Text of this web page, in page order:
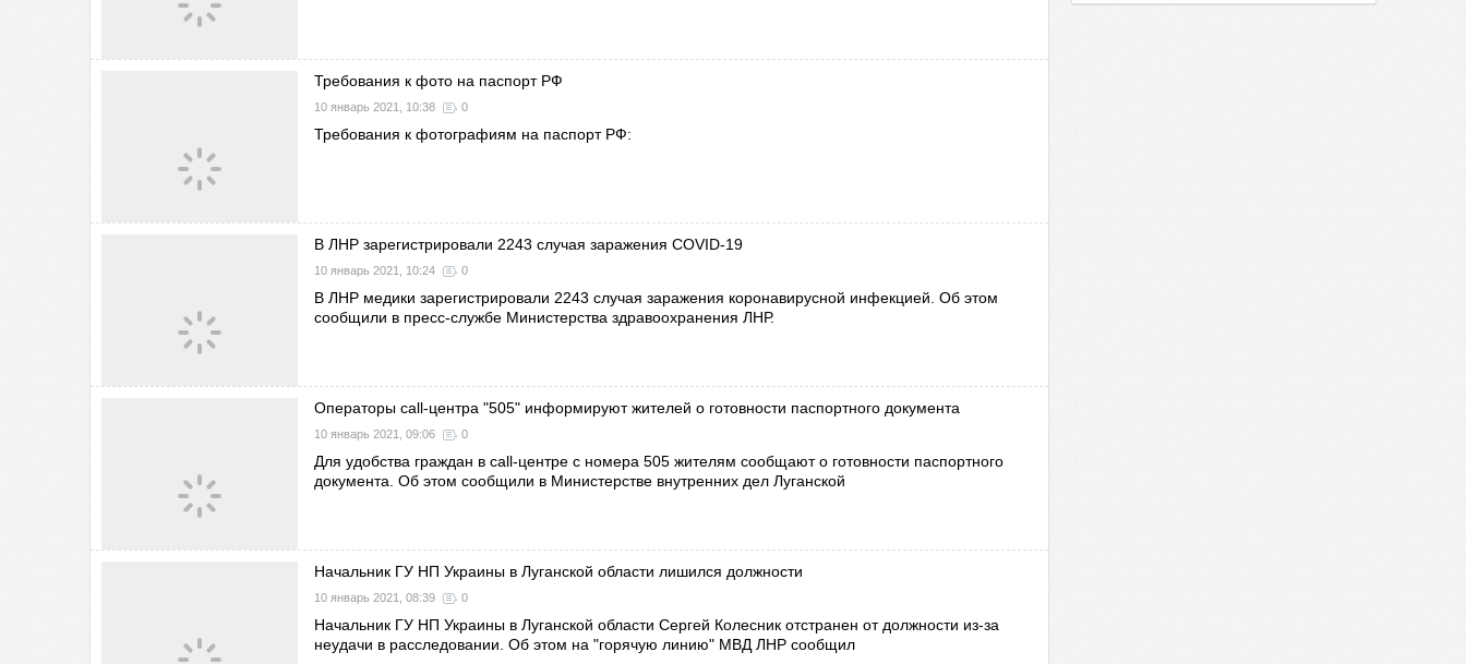
Требования к фото на паспорт РФ
10 январь 2021, 10:38 0
Требования к фотографиям на паспорт РФ:
В ЛНР зарегистрировали 2243 случая заражения COVID-19
10 январь 2021, 10:24 0
В ЛНР медики зарегистрировали 2243 случая заражения коронавирусной инфекцией. Об этом
сообщили в пресс-службе Министерства здравоохранения ЛНР.
Операторы call-центра "505" информируют жителей о готовности паспортного документа
10 январь 2021, 09:06 0
Для удобства граждан в call-центре с номера 505 жителям сообщают о готовности паспортного
документа. Об этом сообщили в Министерстве внутренних дел Луганской
Начальник ГУ НП Украины в Луганской области лишился должности
10 январь 2021, 08:39 0
Начальник ГУ НП Украины в Луганской области Сергей Колесник отстранен от должности из-за
неудачи в расследовании. Об этом на "горячую линию" МВД ЛНР сообщил